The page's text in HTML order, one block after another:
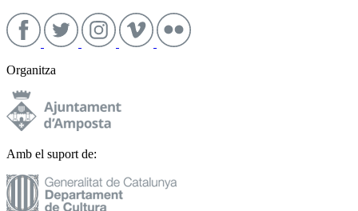
Organitza
Amb el suport de: